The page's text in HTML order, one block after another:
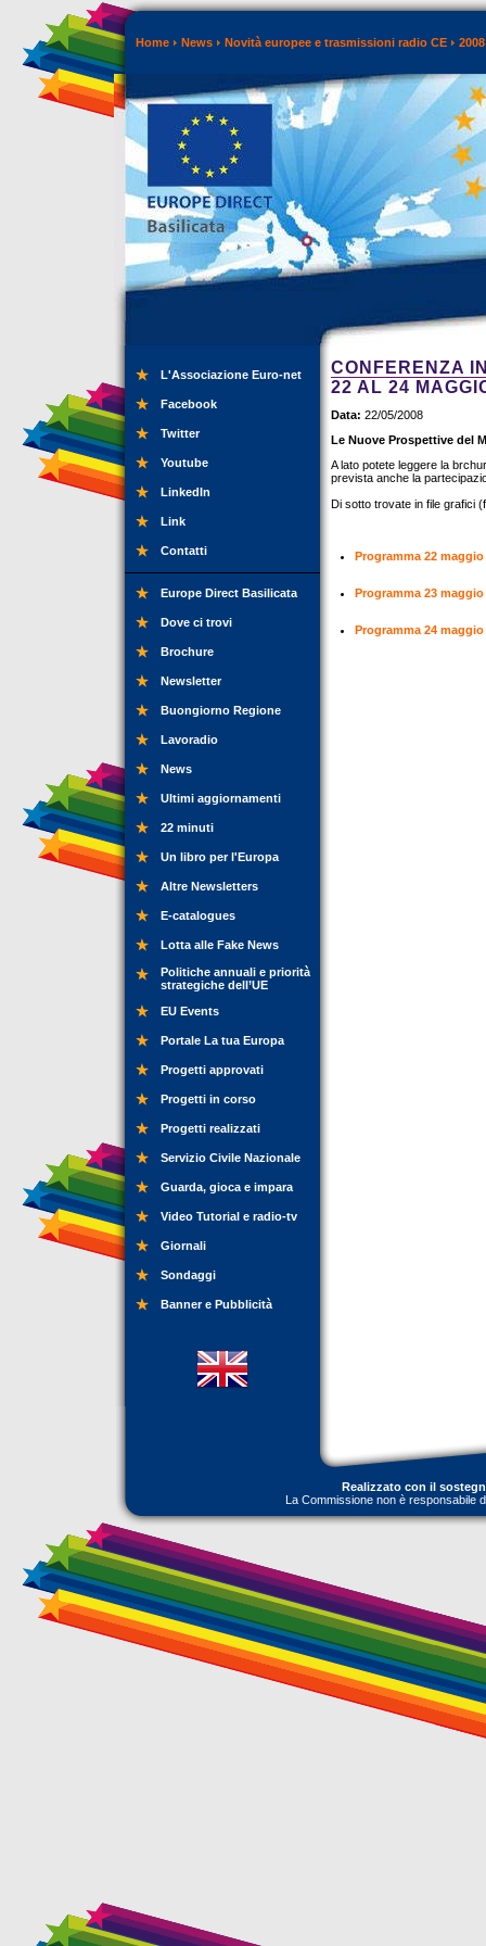
Home News Novità europee e trasmissioni radio CE 2008
L'Associazione Euro-net
Facebook
Twitter
Youtube
LinkedIn
Link
Contatti
Europe Direct Basilicata
Dove ci trovi
Brochure
Newsletter
Buongiorno Regione
Lavoradio
News
Ultimi aggiornamenti
22 minuti
Un libro per l'Europa
Altre Newsletters
E-catalogues
Lotta alle Fake News
Politiche annuali e priorità
strategiche dell’UE
EU Events
Portale La tua Europa
Progetti approvati
Progetti in corso
Progetti realizzati
Servizio Civile Nazionale
Guarda, gioca e impara
Video Tutorial e radio-tv
Giornali
Sondaggi
Banner e Pubblicità
CONFERENZA
22 AL 24
Data: 22/05/2008
Le Nuove Prospettive del
A lato potete leggere la
prevista anche la
Di sotto trovate in file grafici
Programma 22 maggio
Programma 23 maggio
Programma 24 maggio
Realizzato con il
La Commissione non è responsabile